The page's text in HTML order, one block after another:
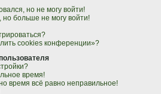
но не могу войти!
но больше не могу войти!
cookies конференции»?
время!
время всё равно неправильное!